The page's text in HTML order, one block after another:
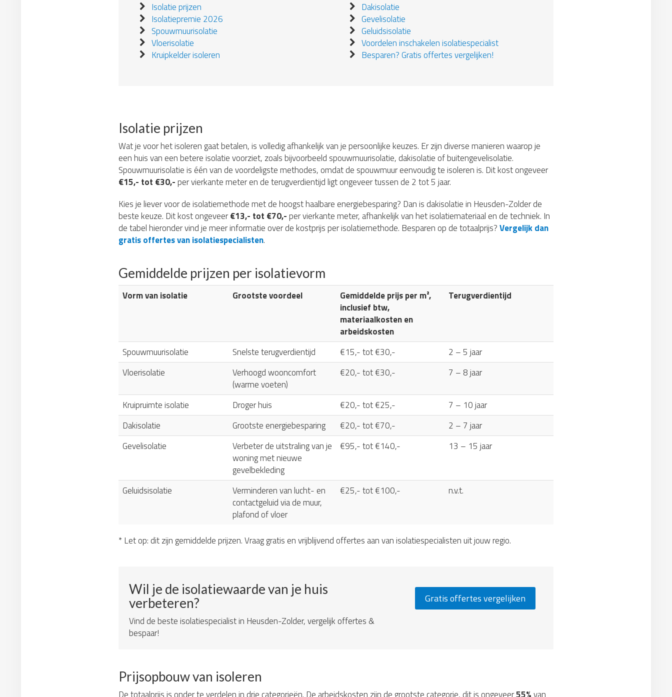
Isolatie prijzen
Isolatiepremie 2026
Spouwmuurisolatie
Vloerisolatie
Kruipkelder isoleren
Dakisolatie
Gevelisolatie
Geluidsisolatie
Voordelen inschakelen isolatiespecialist
Besparen? Gratis offertes vergelijken!
Isolatie prijzen
Wat je voor het isoleren gaat betalen, is volledig afhankelijk van je persoonlijke keuzes. Er zijn diverse manieren waarop je
een huis van een betere isolatie voorziet, zoals bijvoorbeeld spouwmuurisolatie, dakisolatie of buitengevelisolatie.
Spouwmuurisolatie is één van de voordeligste methodes, omdat de spouwmuur eenvoudig te isoleren is. Dit kost ongeveer
€15,- tot €30,- per vierkante meter en de terugverdientijd ligt ongeveer tussen de 2 tot 5 jaar.
Kies je liever voor de isolatiemethode met de hoogst haalbare energiebesparing? Dan is dakisolatie in Heusden-Zolder de
beste keuze. Dit kost ongeveer€13,- tot €70,- per vierkante meter, afhankelijk van het isolatiemateriaal en de techniek. In
de tabel hieronder vind je meer informatie over de kostprijs per isolatiemethode. Besparen op de totaalprijs?Vergelijk dan
gratis offertes van isolatiespecialisten.
Gemiddelde prijzen per isolatievorm
Vorm van isolatie Grootste voordeel
Gemiddelde prijs per m²,
inclusief btw,
materiaalkosten en
arbeidskosten
Terugverdientijd
Spouwmuurisolatie Snelste terugverdientijd €15,- tot €30,-
2 – 5 jaar
Vloerisolatie
Verhoogd wooncomfort
(warme voeten)
€20,- tot €30,- 7 – 8 jaar
Kruipruimte isolatie Droger huis €20,- tot €25,-
7 – 10 jaar
Dakisolatie
Grootste energiebesparing €20,- tot €70,-
2 – 7 jaar
Gevelisolatie
Verbeter de uitstraling van je
woning met nieuwe
gevelbekleding
€95,- tot €140,- 13 – 15 jaar
Geluidsisolatie
Verminderen van lucht- en
contactgeluid via de muur,
plafond of vloer
€25,- tot €100,- n.v.t.
* Let op: dit zijn gemiddelde prijzen. Vraag gratis en vrijblijvend offertes aan van isolatiespecialisten uit jouw regio.
Wil je de isolatiewaarde van je huis
verbeteren?
Vind de beste isolatiespecialist in Heusden-Zolder, vergelijk offertes &
bespaar!
Gratis offertes vergelijken
Prijsopbouw van isoleren